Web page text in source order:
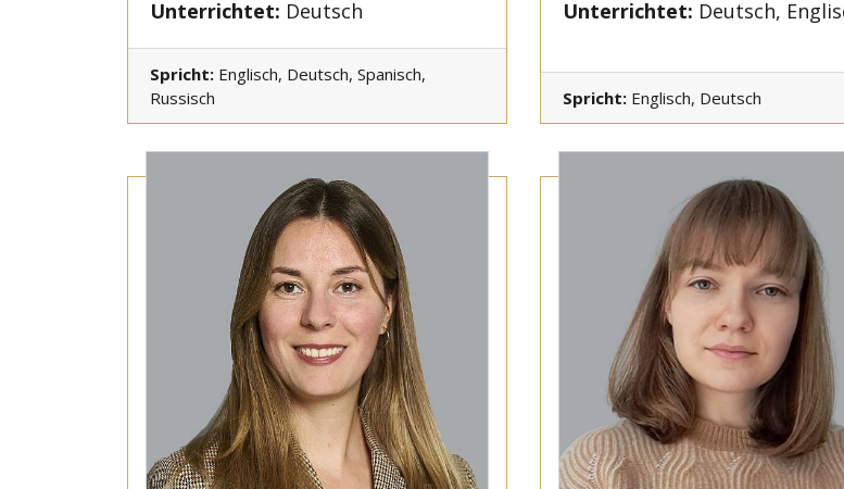
Unterrichtet: Deutsch
Spricht: Englisch, Deutsch, Spanisch,
Russisch
Unterrichtet: Deutsch,
Spricht: Englisch, Deutsch